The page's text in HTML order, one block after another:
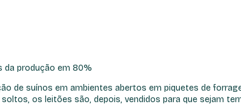
da produção em 80%
de suínos em ambientes abertos em piquetes de
os leitões são, depois, vendidos para que sejam